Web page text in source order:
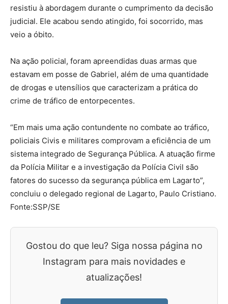
resistiu à abordagem durante o cumprimento da decisão
judicial. Ele acabou sendo atingido, foi socorrido, mas
veio a óbito.
Na ação policial, foram apreendidas duas armas que
estavam em posse de Gabriel, além de uma quantidade
de drogas e utensílios que caracterizam a prática do
crime de tráfico de entorpecentes.
“Em mais uma ação contundente no combate ao tráfico,
policiais Civis e militares comprovam a eficiência de um
sistema integrado de Segurança Pública. A atuação firme
da Polícia Militar e a investigação da Polícia Civil são
fatores do sucesso da segurança pública em Lagarto”,
concluiu o delegado regional de Lagarto, Paulo Cristiano.
Fonte:SSP/SE
Gostou do que leu? Siga nossa página no
Instagram para mais novidades e
atualizações!